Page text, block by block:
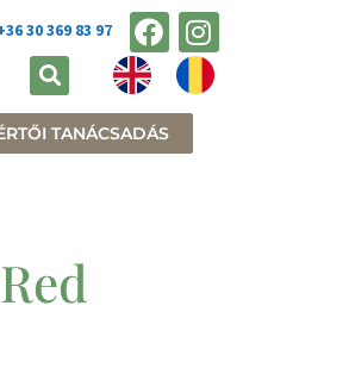
30 369 83 97
TANÁCSADÁS